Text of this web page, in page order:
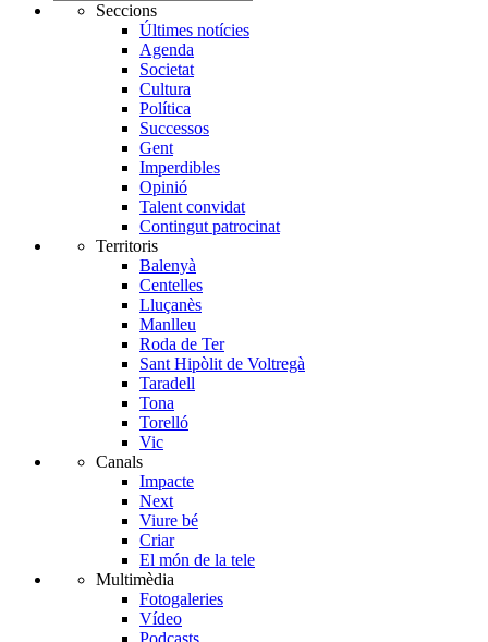
Seccions
Últimes notícies
Agenda
Societat
Cultura
Política
Successos
Gent
Imperdibles
Opinió
Talent convidat
Contingut patrocinat
Territoris
Balenyà
Centelles
Lluçanès
Manlleu
Roda de Ter
Sant Hipòlit de Voltregà
Taradell
Tona
Torelló
Vic
Canals
Impacte
Next
Viure bé
Criar
El món de la tele
Multimèdia
Fotogaleries
Vídeo
Podcasts